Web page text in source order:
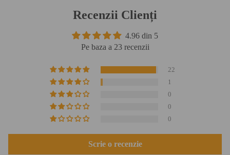
Recenzii Clienți
4.96 din 5
Pe baza a 23 recenzii
22
1
0
0
0
Scrie o recenzie